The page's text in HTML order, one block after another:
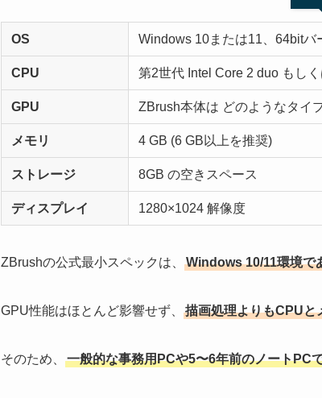
OS Windows 10または11、64bitバ
CPU 第2世代 Intel Core 2 duo もし
GPU ZBrush本体は どのようなタイ
メモリ 4 GB (6 GB以上を推奨)
ストレージ 8GB の空きスペース
ディスプレイ 1280×1024 解像度
ZBrushの公式最小スペックは、 Windows 10/11環境で
GPU性能はほとんど影響せず、 描画処理よりもCPUと
そのため、 一般的な事務用PCや5〜6年前のノートPC